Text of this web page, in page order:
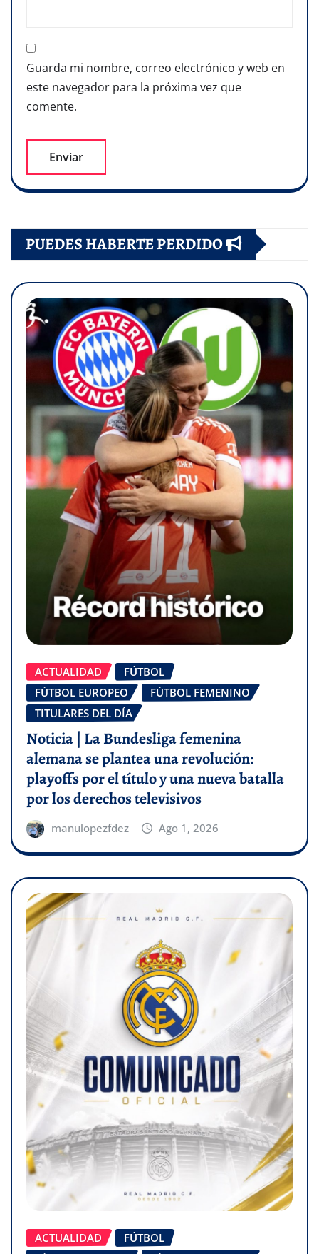
Guarda mi nombre, correo electrónico y web en
este navegador para la próxima vez que
comente.
PUEDES HABERTE PERDIDO
ACTUALIDAD
FÚTBOL
FÚTBOL EUROPEO
FÚTBOL FEMENINO
TITULARES DEL DÍA
Noticia | La Bundesliga femenina
alemana se plantea una revolución:
playoffs por el título y una nueva batalla
por los derechos televisivos
manulopezfdez Ago 1, 2026
ACTUALIDAD
FÚTBOL